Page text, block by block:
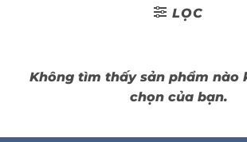
LỌC
Không tìm thấy sản phẩm nào
chọn của bạn.